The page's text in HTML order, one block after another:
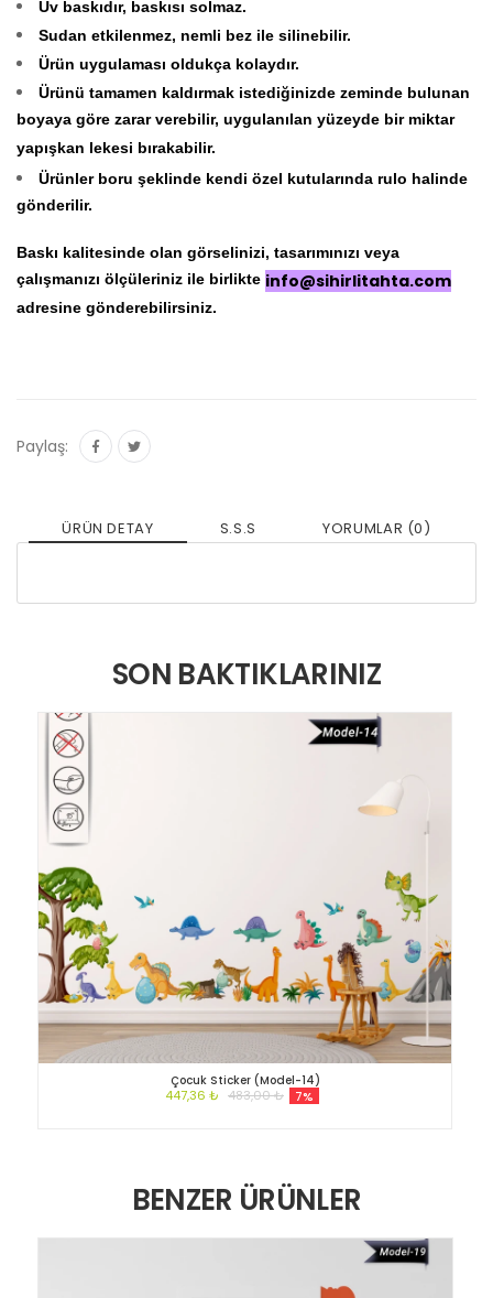
Uv baskıdır, baskısı solmaz.
Sudan etkilenmez, nemli bez ile silinebilir.
Ürün uygulaması oldukça kolaydır.
Ürünü tamamen kaldırmak istediğinizde zeminde bulunan
boyaya göre zarar verebilir, uygulanılan yüzeyde bir miktar
yapışkan lekesi bırakabilir.
Ürünler boru şeklinde kendi özel kutularında rulo halinde
gönderilir.
Baskı kalitesinde olan görselinizi, tasarımınızı veya
çalışmanızı ölçüleriniz ile birlikte info@sihirlitahta.com
adresine gönderebilirsiniz.
Paylaş:
ÜRÜN DETAY S.S.S YORUMLAR (0)
SON BAKTIKLARINIZ
Çocuk Sticker (Model-14)
447,36 ₺ 483,00 ₺ 7%
BENZER ÜRÜNLER